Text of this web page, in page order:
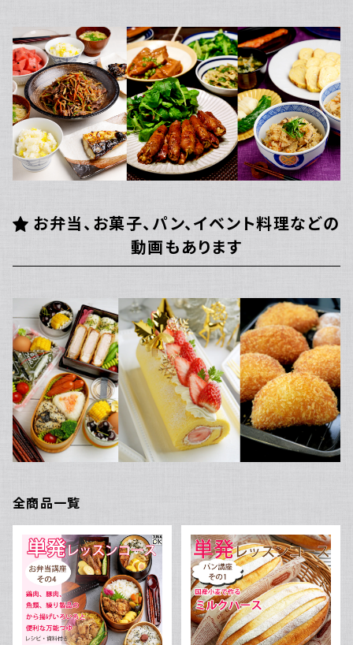
お弁当、お菓子、パン、イベント料理などの
動画もあります
全商品一覧